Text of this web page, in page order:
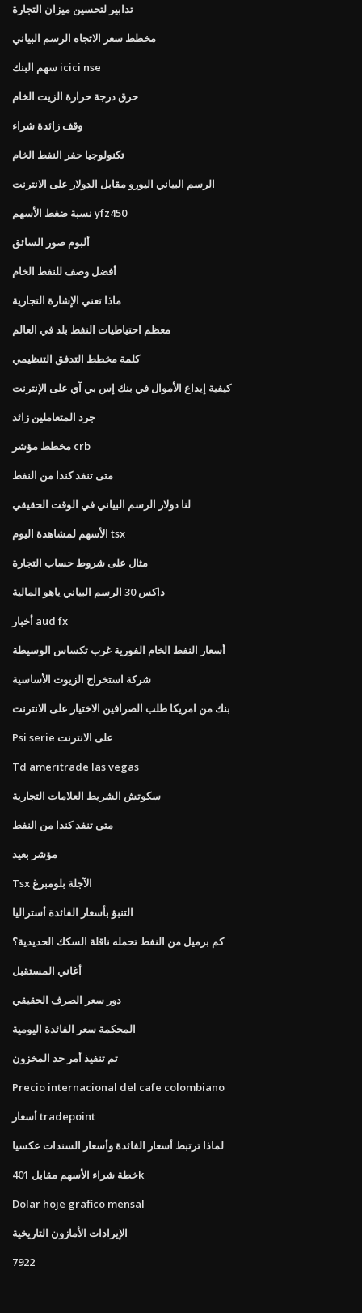
تدابير لتحسين ميزان التجارة
مخطط سعر الاتجاه الرسم البياني
سهم البنك icici nse
حرق درجة حرارة الزيت الخام
وقف زائدة شراء
تكنولوجيا حفر النفط الخام
الرسم البياني اليورو مقابل الدولار على الانترنت
نسبة ضغط الأسهم yfz450
ألبوم صور السائق
أفضل وصف للنفط الخام
ماذا تعني الإشارة التجارية
معظم احتياطيات النفط بلد في العالم
كلمة مخطط التدفق التنظيمي
كيفية إيداع الأموال في بنك إس بي آي على الإنترنت
جرد المتعاملين زائد
مخطط مؤشر crb
متى تنفد كندا من النفط
لنا دولار الرسم البياني في الوقت الحقيقي
الأسهم لمشاهدة اليوم tsx
مثال على شروط حساب التجارة
داكس 30 الرسم البياني ياهو المالية
أخبار aud fx
أسعار النفط الخام الفورية غرب تكساس الوسيطة
شركة استخراج الزيوت الأساسية
بنك من امريكا طلب الصرافين الاختيار على الانترنت
Psi serie على الانترنت
Td ameritrade las vegas
سكوتش الشريط العلامات التجارية
متى تنفد كندا من النفط
مؤشر بعيد
Tsx الآجلة بلومبرغ
التنبؤ بأسعار الفائدة أستراليا
كم برميل من النفط تحمله ناقلة السكك الحديدية؟
أغاني المستقبل
دور سعر الصرف الحقيقي
المحكمة سعر الفائدة اليومية
تم تنفيذ أمر حد المخزون
Precio internacional del cafe colombiano
أسعار tradepoint
لماذا ترتبط أسعار الفائدة وأسعار السندات عكسيا
خطة شراء الأسهم مقابل 401k
Dolar hoje grafico mensal
الإيرادات الأمازون التاريخية
7922